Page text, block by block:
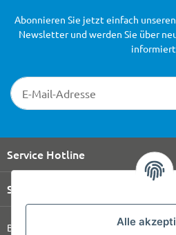
Alle
Newsletter-Registrierung
Abonnieren Sie jetzt einfach
Newsletter und werden Sie über
Service Hotline
Shop Service
Barrierefreiheitserklärung